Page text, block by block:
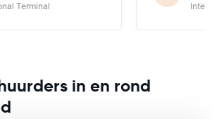
Terminal
in en rond